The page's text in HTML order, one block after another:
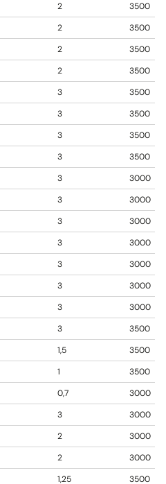
2
3500
2
3500
2
3500
2
3500
3
3500
3
3500
3
3500
3
3500
3
3000
3
3000
3
3000
3
3000
3
3000
3
3000
3
3000
3
3500
1,5
3500
1
3500
0,7
3000
3
3000
2
3000
2
3000
1,25 3500